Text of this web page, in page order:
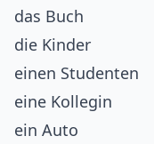
das Buch
die Kinder
einen Studenten
eine Kollegin
ein Auto